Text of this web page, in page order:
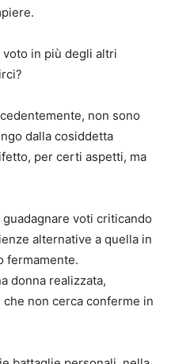
in più degli altri
non sono
dalla cosiddetta
per certi aspetti, ma
voti criticando
alternative a quella in
fermamente.
donna realizzata,
non cerca conferme in